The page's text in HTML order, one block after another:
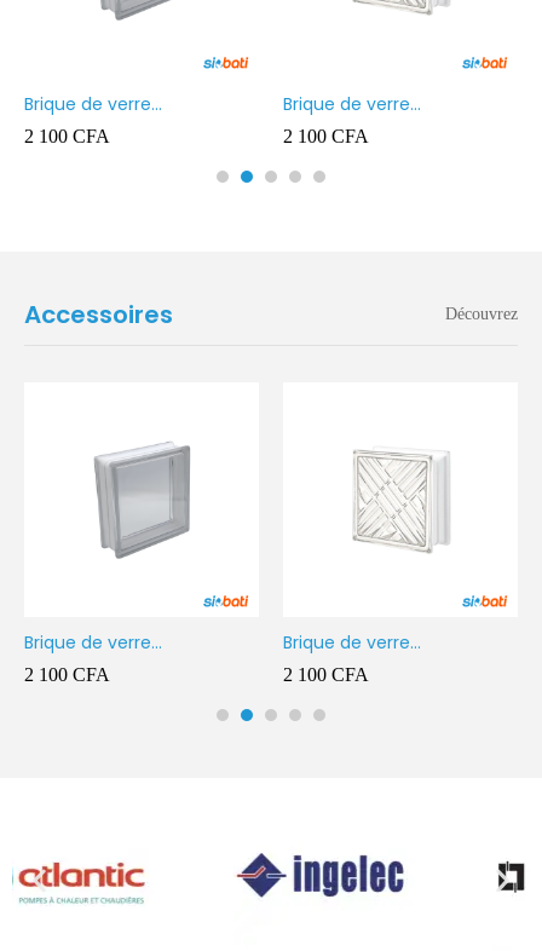
Brique de verre
190X190X80MM Transparent
2 100 CFA
Brique de verre
190X190X80MM CROSS
2 100 CFA
Accessoires Découvrez
Brique de verre
190X190X80MM Transparent
2 100 CFA
Brique de verre
190X190X80MM CROSS
2 100 CFA